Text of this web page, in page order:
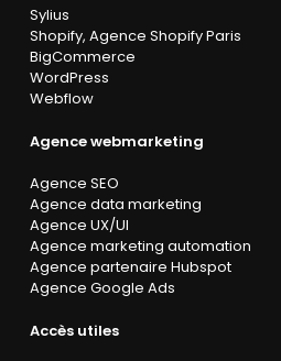
Sylius
Shopify, Agence Shopify Paris
BigCommerce
WordPress
Webflow
Agence webmarketing
Agence SEO
Agence data marketing
Agence UX/UI
Agence marketing automation
Agence partenaire Hubspot
Agence Google Ads
Accès utiles